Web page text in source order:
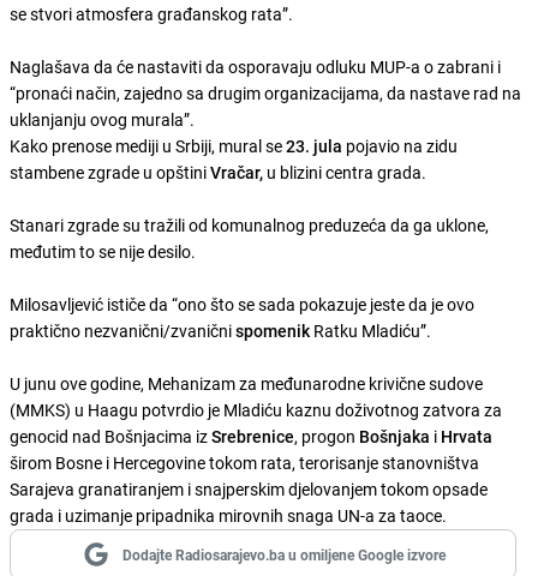
se stvori atmosfera građanskog rata”.
Naglašava da će nastaviti da osporavaju odluku MUP-a o zabrani i
“pronaći način, zajedno sa drugim organizacijama, da nastave rad na
uklanjanju ovog murala”.
Kako prenose mediji u Srbiji, mural se23. jula pojavio na zidu
stambene zgrade u opštiniVračar, u blizini centra grada.
Stanari zgrade su tražili od komunalnog preduzeća da ga uklone,
međutim to se nije desilo.
Milosavljević ističe da “ono što se sada pokazuje jeste da je ovo
praktično nezvanični/zvaničnispomenik Ratku Mladiću”.
U junu ove godine, Mehanizam za međunarodne krivične sudove
(MMKS) u Haagu potvrdio je Mladiću kaznu doživotnog zatvora za
genocid nad Bošnjacima izSrebrenice, progon Bošnjaka i Hrvata
širom Bosne i Hercegovine tokom rata, terorisanje stanovništva
Sarajeva granatiranjem i snajperskim djelovanjem tokom opsade
grada i uzimanje pripadnika mirovnih snaga UN-a za taoce.
Dodajte Radiosarajevo.ba u omiljene Google izvore